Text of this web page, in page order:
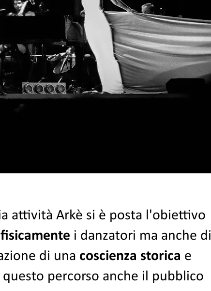
attività Arkè si è posta l'obiettivo
fisicamente i danzatori ma anche di
di una coscienza storica e
percorso anche il pubblico